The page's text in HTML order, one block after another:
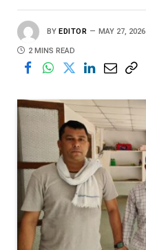
BY EDITOR MAY 27, 2026
2 MINS READ